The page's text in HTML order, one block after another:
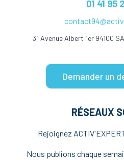
01 41 95
31 Avenue Albert 1er 94100
Demander un
RÉSEAUX
Rejoignez
Nous publions chaque